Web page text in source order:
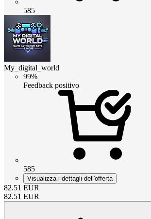
585
My_digital_world
99%
Feedback positivo
585
Visualizza i dettagli dell'offerta
82.51 EUR
82.51 EUR